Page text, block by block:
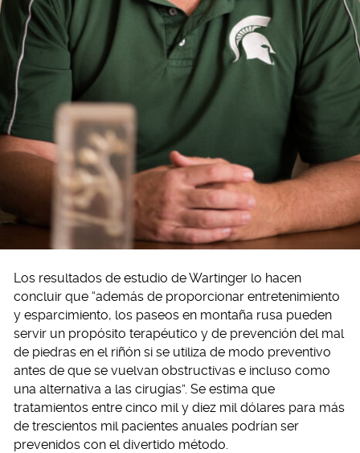
Los resultados de estudio de Wartinger lo hacen
concluir que “además de proporcionar entretenimiento
y esparcimiento, los paseos en montaña rusa pueden
servir un propósito terapéutico y de prevención del mal
de piedras en el riñón si se utiliza de modo preventivo
antes de que se vuelvan obstructivas e incluso como
una alternativa a las cirugías”. Se estima que
tratamientos entre cinco mil y diez mil dólares para más
de trescientos mil pacientes anuales podrían ser
prevenidos con el divertido método.